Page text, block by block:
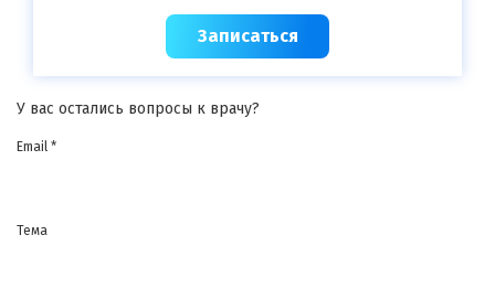
Записаться
У вас остались вопросы к врачу?
Email *
Тема